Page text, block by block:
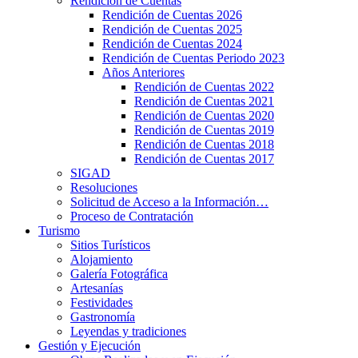
Rendición de Cuentas 2026
Rendición de Cuentas 2025
Rendición de Cuentas 2024
Rendición de Cuentas Periodo 2023
Años Anteriores
Rendición de Cuentas 2022
Rendición de Cuentas 2021
Rendición de Cuentas 2020
Rendición de Cuentas 2019
Rendición de Cuentas 2018
Rendición de Cuentas 2017
SIGAD
Resoluciones
Solicitud de Acceso a la Información…
Proceso de Contratación
Turismo
Sitios Turísticos
Alojamiento
Galería Fotográfica
Artesanías
Festividades
Gastronomía
Leyendas y tradiciones
Gestión y Ejecución